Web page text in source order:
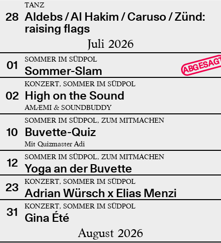
28
TANZ
Aldebs / Al Hakim / Caruso / Zünd:
raising flags
Juli 2026
01 SOMMER IM SÜDPOL
Sommer-Slam
02
KONZERT, SOMMER IM SÜDPOL
High on the Sound
AMÆMI & SOUNDBUDDY
10
SOMMER IM SÜDPOL, ZUM MITMACHEN
Buvette-Quiz
Mit Quizmaster Adi
12 SOMMER IM SÜDPOL, ZUM MITMACHEN
Yoga an der Buvette
23
KONZERT, SOMMER IM SÜDPOL
Adrian Würsch x Elias Menzi
31
KONZERT, SOMMER IM SÜDPOL
Gina Été
August 2026